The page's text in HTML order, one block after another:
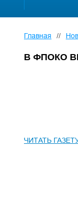
Главная //
В ФПОКО
ЧИТАТЬ